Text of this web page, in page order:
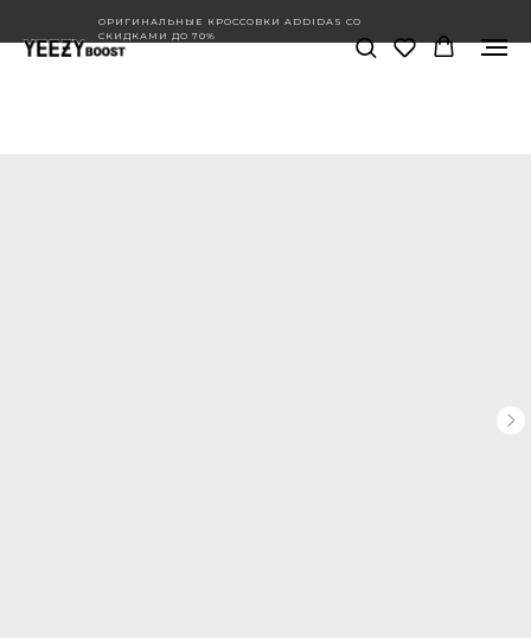
ОРИГИНАЛЬНЫЕ КРОССОВКИ ADDIDAS СО
СКИДКАМИ ДО 70%